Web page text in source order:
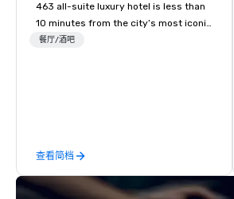
463 all-suite luxury hotel is less than
10 minutes from the city’s most iconic
attractions, including One World Trade
meet in our 30,000 square feet of
event space spanning two floors.
餐厅/酒吧
查看简档